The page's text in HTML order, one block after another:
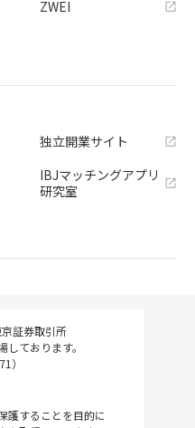
ZWEI
独立開業サイト
IBJマッチングアプリ
研究室
証券取引所
ております。
）
護することを目的に